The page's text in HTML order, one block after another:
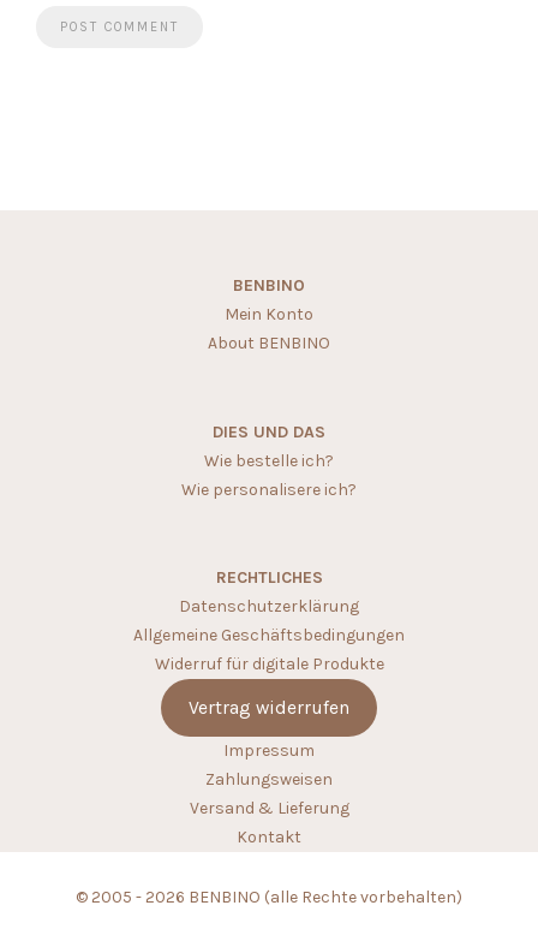
BENBINO
Mein Konto
About BENBINO
DIES UND DAS
Wie bestelle ich?
Wie personalisere ich?
RECHTLICHES
Datenschutzerklärung
Allgemeine Geschäftsbedingungen
Widerruf für digitale Produkte
Vertrag widerrufen
Impressum
Zahlungsweisen
Versand & Lieferung
Kontakt
© 2005 - 2026 BENBINO (alle Rechte vorbehalten)